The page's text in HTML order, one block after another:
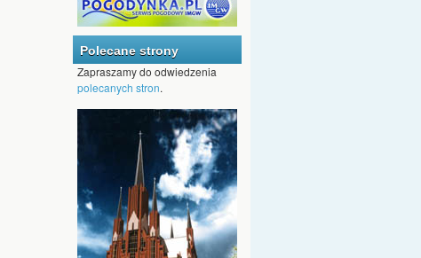
Polecane strony
Zapraszamy do odwiedzenia
polecanych stron.